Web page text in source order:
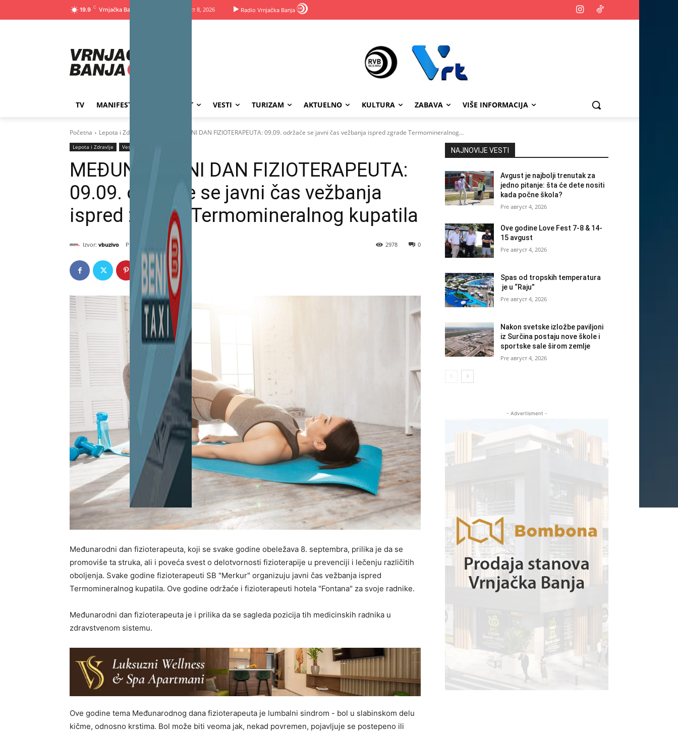
19.9 C Субота, август 8, 2026 Radio Vrnjačka Banja
TV MANIFESTACIJE SPORT VESTI TURIZAM AKTUELNO KULTURA ZABAVA VIŠE INFORMACIJA
Početna Lepota i Zdravlje MEĐUNARODNI DAN FIZIOTERAPEUTA: 09.09. održaće se javni čas vežbanja ispred zgrade Termomineralnog...
Lepota i Zdravlje Vesti
MEĐUNARODNI DAN FIZIOTERAPEUTA:
09.09. održaće se javni čas vežbanja
ispred zgrade Termomineralnog kupatila
Izvor: vbuzivo септембар 4, 2024 0
2978
Međunarodni dan fizioterapeuta, koji se svake godine obeležava 8. septembra, prilika je da se
promoviše ta struka, ali i poveća svest o delotvornosti fizioterapije u prevenciji i lečenju različitih
oboljenja. Svake godine fizioterapeuti SB "Merkur" organizuju javni čas vežbanja ispred
Termomineralnog kupatila. Ove godine održaće i fizioterapeuti hotela "Fontana" za svoje radnike.
Međunarodni dan fizioterapeuta je i prilika da se sagleda pozicija tih medicinskih radnika u
zdravstvenom sistemu.
Ove godine tema Međunarodnog dana fizioterapeuta je lumbalni sindrom - bol u slabinskom delu
kičme, odnosno krstima. Bol može biti veoma jak, nekad povremen, pojavljuje se postepeno ili
NAJNOVIJE VESTI
Avgust je najbolji trenutak za
jedno pitanje: šta će dete nositi
kada počne škola?
август 4, 2026
Ove godine Love Fest 7-8 & 14-
15 avgust
август 4, 2026
Spas od tropskih temperatura
je u “Raju”
август 4, 2026
Nakon svetske izložbe paviljoni
iz Surčina postaju nove škole i
sportske sale širom zemlje
август 4, 2026
- Advertisment -